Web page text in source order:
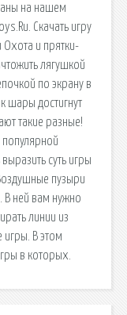
на нашем
Скачать игру
Охота и прятки-
лягушкой
по экрану в
шары достигнут
такие разные!
популярной
суть игры
пузыри
В ней вам нужно
линии из
игры. В этом
в которых.